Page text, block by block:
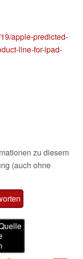
apple-predicted-
line-for-ipad-
zu diesem
(auch ohne